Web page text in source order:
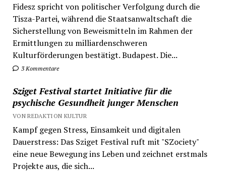
Fidesz spricht von politischer Verfolgung durch die
Tisza-Partei, während die Staatsanwaltschaft die
Sicherstellung von Beweismitteln im Rahmen der
Ermittlungen zu milliardenschweren
Kulturförderungen bestätigt. Budapest. Die...
3 Kommentare
Sziget Festival startet Initiative für die
psychische Gesundheit junger Menschen
VON REDAKTION KULTUR
Kampf gegen Stress, Einsamkeit und digitalen
Dauerstress: Das Sziget Festival ruft mit "SZociety"
eine neue Bewegung ins Leben und zeichnet erstmals
Projekte aus, die sich...